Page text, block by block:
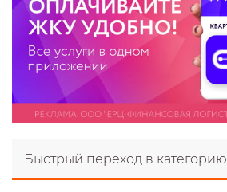
Быстрый переход в категорию